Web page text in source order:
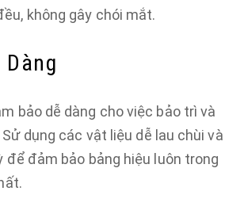
không gây chói mắt.
Dàng
bảo dễ dàng cho việc bảo trì và
dụng các vật liệu dễ lau chùi và
để đảm bảo bảng hiệu luôn trong